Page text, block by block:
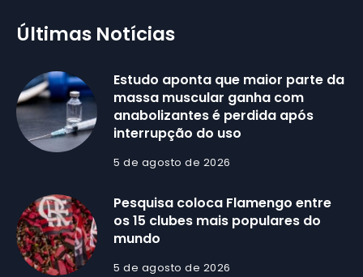
Últimas Notícias
Estudo aponta que maior parte da
massa muscular ganha com
anabolizantes é perdida após
interrupção do uso
5 de agosto de 2026
Pesquisa coloca Flamengo entre
os 15 clubes mais populares do
mundo
5 de agosto de 2026